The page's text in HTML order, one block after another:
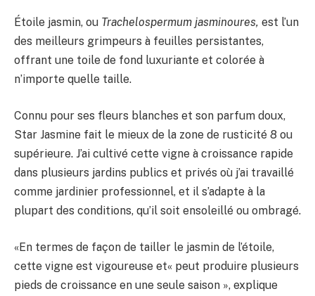
Étoile jasmin, ou Trachelospermum jasminoures, est l’un
des meilleurs grimpeurs à feuilles persistantes,
offrant une toile de fond luxuriante et colorée à
n’importe quelle taille.
Connu pour ses fleurs blanches et son parfum doux,
Star Jasmine fait le mieux de la zone de rusticité 8 ou
supérieure. J’ai cultivé cette vigne à croissance rapide
dans plusieurs jardins publics et privés où j’ai travaillé
comme jardinier professionnel, et il s’adapte à la
plupart des conditions, qu’il soit ensoleillé ou ombragé.
«En termes de façon de tailler le jasmin de l’étoile,
cette vigne est vigoureuse et« peut produire plusieurs
pieds de croissance en une seule saison », explique